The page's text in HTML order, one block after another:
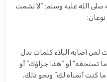
صلى الله عليه وسلم: “لا تشمت
لمن أصابه البلاء كلمات تدل
تستحقه” أو “هذا جزاؤك” أو
كنت أتمناه لك” ونحو ذلك.